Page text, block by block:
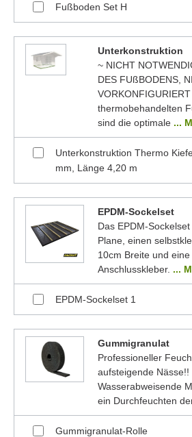
Fußboden Set H
Unterkonstruktion
~ NICHT
DES FUßBODENS,
thermobehandelten
sind die optimale ...
Unterkonstruktion Thermo
mm, Länge 4,20 m
EPDM-Sockelset
Das EPDM-
Plane, einen
10cm Breite und
Anschlusskleber. ...
EPDM-Sockelset 1
Gummigranulat
Professioneller
aufsteigende Nässe!!
Wasserabweisende
ein Durchfeuchten
Gummigranulat-Rolle